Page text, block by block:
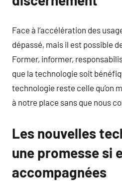
Face à l’accélération des
dépassé, mais il est possible
Former, informer,
que la technologie soit
technologie reste celle qu’on
à notre place sans que nous
Les nouvelles
une promesse si
accompagnées